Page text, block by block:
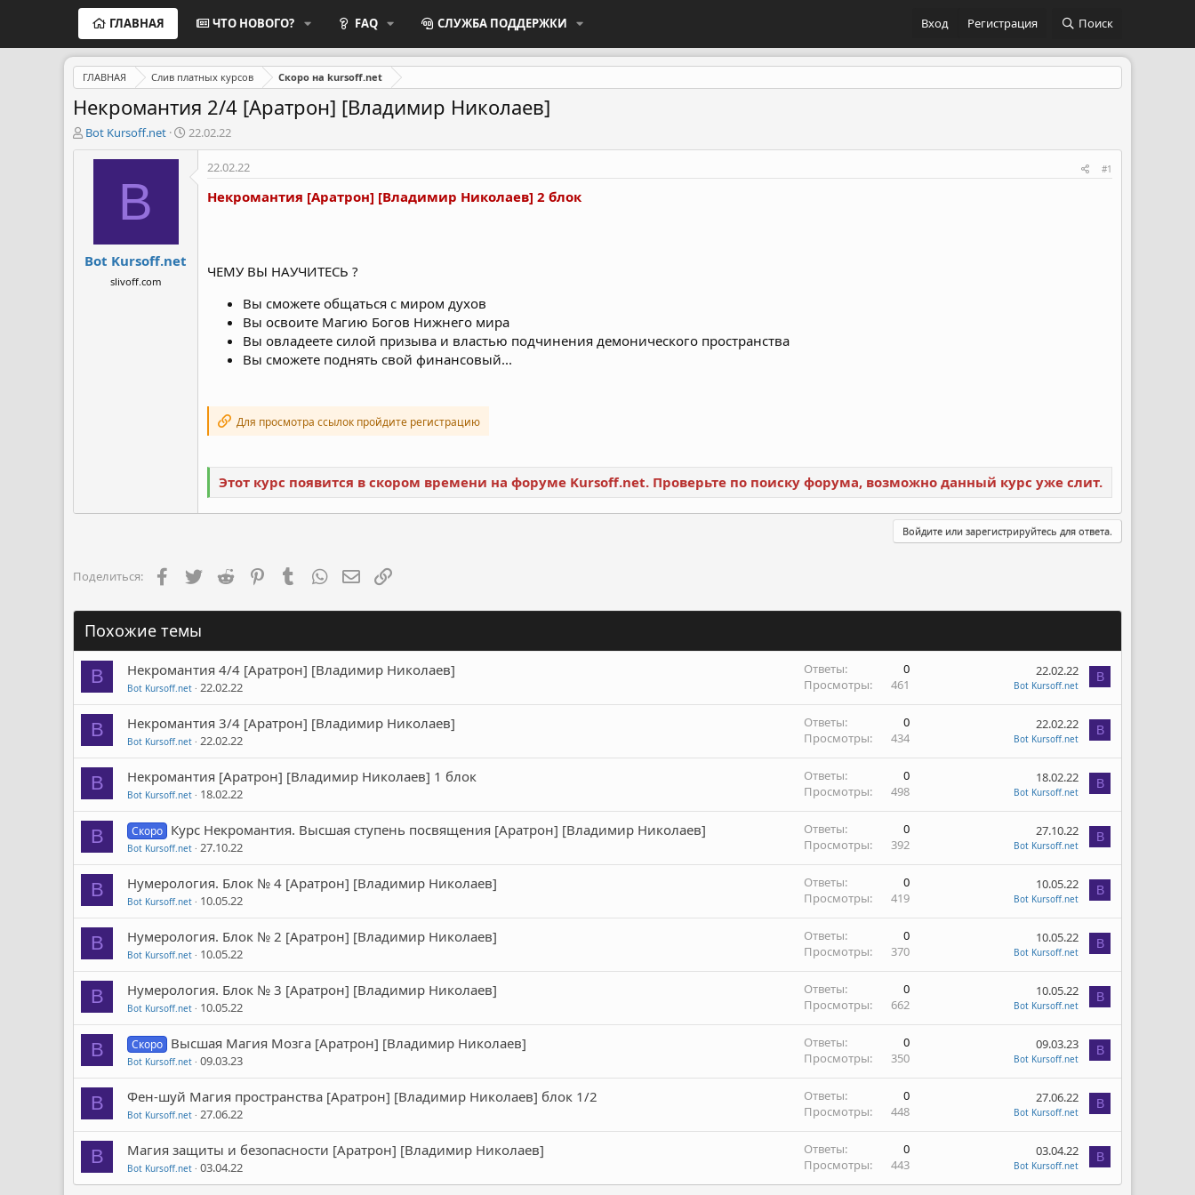
ГЛАВНАЯ ЧТО НОВОГО? FAQ СЛУЖБА ПОДДЕРЖКИ Вход Регистрация Поиск
ГЛАВНАЯ Слив платных курсов Скоро на kursoff.net
Некромантия 2/4 [Аратрон] [Владимир Николаев]
А
в
ы
Bot Kursoff.net
Д
а
а
22.02.22
B
Bot Kursoff.net
slivoff.com
22.02.22 #1
Некромантия [Аратрон] [Владимир Николаев] 2 блок
ЧЕМУ ВЫ НАУЧИТЕСЬ ?
Вы сможете общаться с миром духов
Вы освоите Магию Богов Нижнего мира
Вы овладеете силой призыва и властью подчинения демонического пространства
Вы сможете поднять свой финансовый...
Для просмотра ссылок пройдите регистрацию
Этот курс появится в скором времени на форуме Kursoff.net. Проверьте по поиску форума, возможно данный курс уже слит.
Войдите или зарегистрируйтесь для ответа.
Поделиться: FacebookTwitter Reddit PinterestTumblr WhatsAppЭлектронная почта
Похожие темы
B Некромантия 4/4 [Аратрон] [Владимир Николаев]
Bot Kursoff.net 22.02.22
Ответы
0
Просмотры
461
22.02.22
Bot Kursoff.net
B
B Некромантия 3/4 [Аратрон] [Владимир Николаев]
Bot Kursoff.net 22.02.22
Ответы
0
Просмотры
434
22.02.22
Bot Kursoff.net
B
B Некромантия [Аратрон] [Владимир Николаев] 1 блок
Bot Kursoff.net 18.02.22
Ответы
0
Просмотры
498
18.02.22
Bot Kursoff.net
B
B Скоро Курс Некромантия. Высшая ступень посвящения [Аратрон] [Владимир Николаев]
Bot Kursoff.net 27.10.22
Ответы
0
Просмотры
392
27.10.22
Bot Kursoff.net
B
B Нумерология. Блок № 4 [Аратрон] [Владимир Николаев]
Bot Kursoff.net 10.05.22
Ответы
0
Просмотры
419
10.05.22
Bot Kursoff.net
B
B Нумерология. Блок № 2 [Аратрон] [Владимир Николаев]
Bot Kursoff.net 10.05.22
Ответы
0
Просмотры
370
10.05.22
Bot Kursoff.net
B
B Нумерология. Блок № 3 [Аратрон] [Владимир Николаев]
Bot Kursoff.net 10.05.22
Ответы
0
Просмотры
662
10.05.22
Bot Kursoff.net
B
B Скоро Высшая Магия Мозга [Аратрон] [Владимир Николаев]
Bot Kursoff.net 09.03.23
Ответы
0
Просмотры
350
09.03.23
Bot Kursoff.net
B
B Фен-шуй Магия пространства [Аратрон] [Владимир Николаев] блок 1/2
Bot Kursoff.net 27.06.22
Ответы
0
Просмотры
448
27.06.22
Bot Kursoff.net
B
B Магия защиты и безопасности [Аратрон] [Владимир Николаев]
Bot Kursoff.net 03.04.22
Ответы
0
Просмотры
443
03.04.22
Bot Kursoff.net
B